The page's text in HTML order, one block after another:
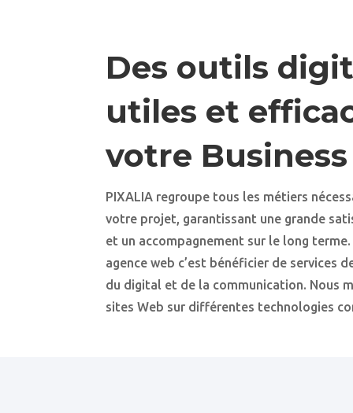
Des outils
utiles et
votre Business
PIXALIA regroupe tous les métiers
votre projet, garantissant une grande
et un accompagnement sur le long
agence web c’est bénéficier de services
du digital et de la communication. Nous
sites Web sur différentes technologies